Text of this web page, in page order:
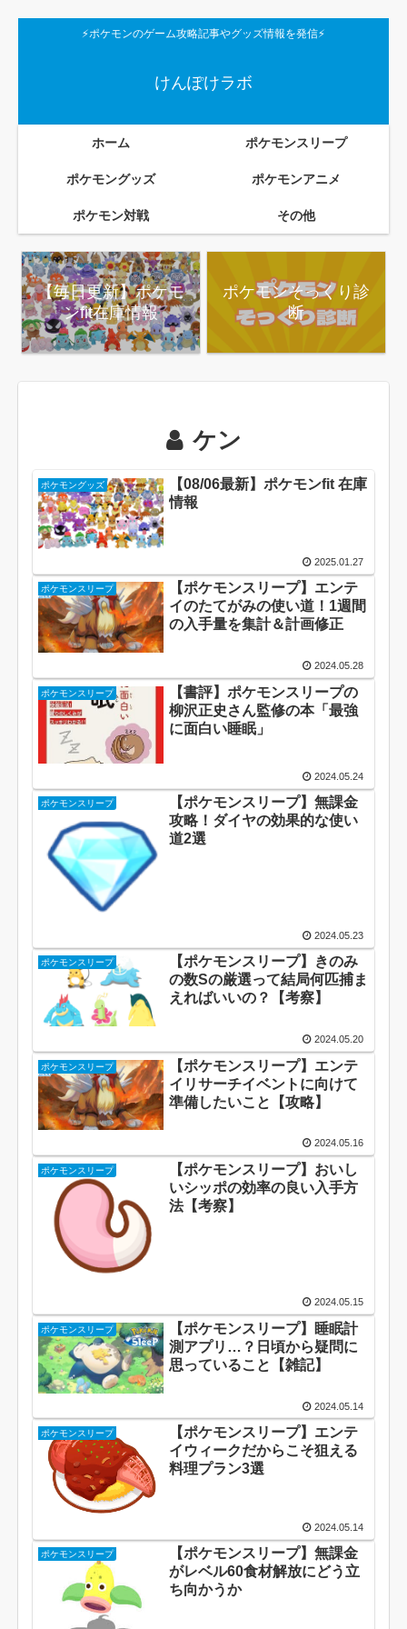
⚡ポケモンのゲーム攻略記事やグッズ情報を発信⚡
けんぽけラボ
ホーム ポケモンスリープ
ポケモングッズ ポケモンアニメ
ポケモン対戦 その他
【毎日更新】ポケモ
ンfit在庫情報
ポケモンそっくり診
断
ケン
ポケモングッズ
【08/06最新】ポケモンfit 在庫
情報
2025.01.27
ポケモンスリープ
【ポケモンスリープ】エンテ
イのたてがみの使い道！1週間
の入手量を集計＆計画修正
2024.05.28
ポケモンスリープ
【書評】ポケモンスリープの
柳沢正史さん監修の本「最強
に面白い睡眠」
2024.05.24
ポケモンスリープ
【ポケモンスリープ】無課金
攻略！ダイヤの効果的な使い
道2選
2024.05.23
ポケモンスリープ
【ポケモンスリープ】きのみ
の数Sの厳選って結局何匹捕ま
えればいいの？【考察】
2024.05.20
ポケモンスリープ
【ポケモンスリープ】エンテ
イリサーチイベントに向けて
準備したいこと【攻略】
2024.05.16
ポケモンスリープ
【ポケモンスリープ】おいし
いシッポの効率の良い入手方
法【考察】
2024.05.15
ポケモンスリープ
【ポケモンスリープ】睡眠計
測アプリ…？日頃から疑問に
思っていること【雑記】
2024.05.14
ポケモンスリープ
【ポケモンスリープ】エンテ
イウィークだからこそ狙える
料理プラン3選
2024.05.14
ポケモンスリープ
【ポケモンスリープ】無課金
がレベル60食材解放にどう立
ち向かうか